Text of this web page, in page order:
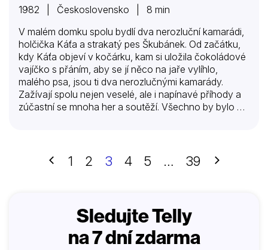
1982 | Československo | 8 min
V malém domku spolu bydlí dva nerozluční kamarádi,
holčička Káťa a strakatý pes Škubánek. Od začátku,
kdy Káťa objeví v kočárku, kam si uložila čokoládové
vajíčko s přáním, aby se jí něco na jaře vylíhlo,
malého psa, jsou ti dva nerozlučnými kamarády.
Zažívají spolu nejen veselé, ale i napínavé příhody a
zúčastní se mnoha her a soutěží. Všechno by bylo v
dobrých groteskách bývá.
Předchozí
1 2 3 4 5 … 39 Další
Sledujte Telly
na 7 dní zdarma